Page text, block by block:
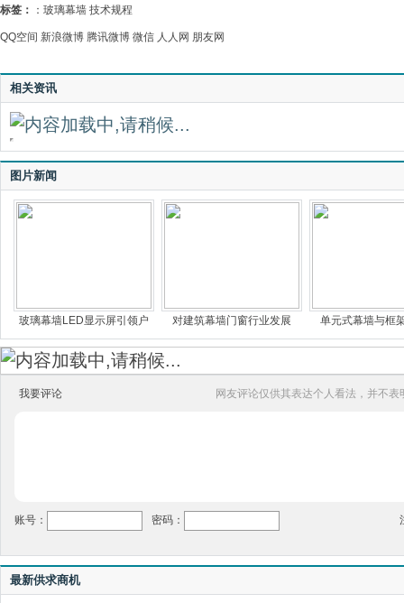
标签： ： 玻璃幕墙 技术规程
QQ空间 新浪微博 腾讯微博 微信 人人网 朋友网
相关资讯
图片新闻
玻璃幕墙LED显示屏引领户 对建筑幕墙门窗行业发展 单元式幕墙与框
我要评论 网友评论仅供其表达个人看法，并不
账号： 密码：
最新供求商机